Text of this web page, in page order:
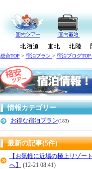
総合TOP > 宿泊プラン > 宿泊ブログTOP
情報カテゴリー
お得な宿泊プラン(183)
最新の記事(5件)
【お気軽に近場の極上リゾート
へ】
(12-21 08:41)